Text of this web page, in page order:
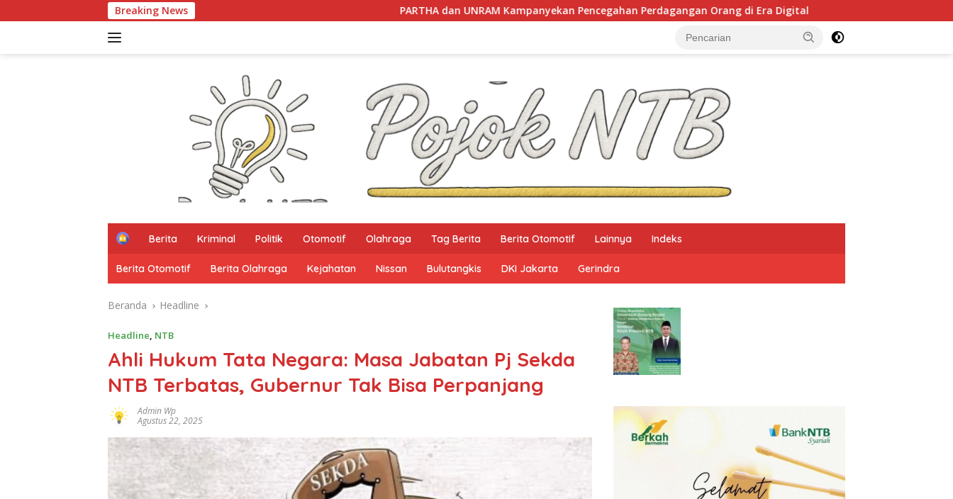
ke
Breaking News PARTHA dan UNRAM Kampanyekan Pencegahan Perdagangan Orang di Era Digital NTB Selangkah Lagi Terapkan Sistem
H
m
e
Berita Kriminal Politik Otomotif Olahraga Tag Berita Berita Otomotif Lainnya Indeks
Berita Otomotif Berita Olahraga Kejahatan Nissan Bulutangkis DKI Jakarta Gerindra
Beranda Headline
Headline, NTB
Ahli Hukum Tata Negara: Masa Jabatan Pj Sekda
NTB Terbatas, Gubernur Tak Bisa Perpanjang
Admin Wp
Agustus 22, 2025